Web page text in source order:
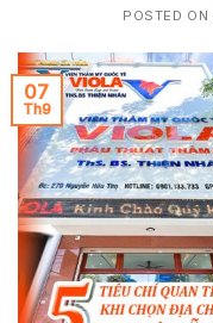
POSTED ON
07
Th9